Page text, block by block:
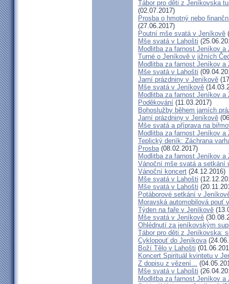
Tábor pro děti z Jeníkovska
(02.07.2017)
Prosba o hmotný nebo
(27.06.2017)
Poutní mše svatá v Jeníkově
Mše svatá v Lahošti
Modlitba za farnost Jeníkov a
Turné o Jeníkově v jižních
Modlitba za farnost Jeníkov a
Mše svatá v Lahošti
Jarní prázdniny v Jeníkově
Mše svatá v Jeníkově
Modlitba za farnost Jeníkov a
Poděkování (11.03.2017)
Bohoslužby během jarních
Jarní prázdniny v Jeníkově
Mše svatá a příprava na
Modlitba za farnost Jeníkov
Teplický deník: Záchrana
Prosba (08.02.2017)
Modlitba za farnost Jeníkov a
Vánoční mše svatá a setkání
Vánoční koncert (24.12.2016)
Mše svatá v Lahošti
Mše svatá v Lahošti
Potáborové setkání v
Moravská automobilová pouť
Týden na faře v Jeníkově
Mše svatá v Jeníkově
Ohlédnutí za jeníkovským
Tábor pro děti z Jeníkovska:
Cyklopouť do Jeníkova
Boží Tělo v Lahošti
Koncert Spirituál kvintetu v
Z dopisu z vězení...
Mše svatá v Lahošti
Modlitba za farnost Jeníkov a